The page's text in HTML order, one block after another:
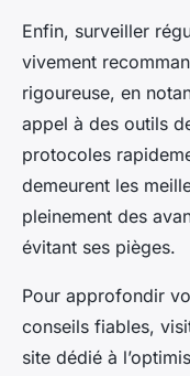
Enfin, surveiller
vivement
rigoureuse, en
appel à des outils
protocoles
demeurent les
pleinement des
évitant ses pièges.
Pour approfondir
conseils fiables,
site dédié à